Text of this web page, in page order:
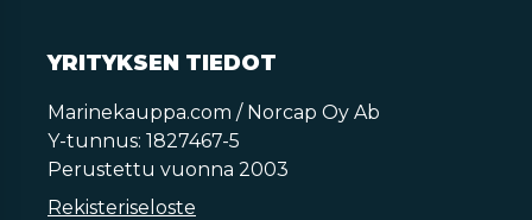
YRITYKSEN TIEDOT
Marinekauppa.com / Norcap Oy Ab
Y-tunnus: 1827467-5
Perustettu vuonna 2003
Rekisteriseloste